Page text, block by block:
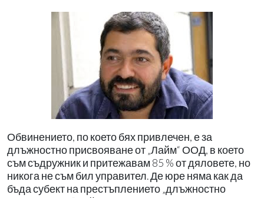
Обвинението, по което бях привлечен, е за
длъжностно присвояване от „Лайм“ ООД, в което
съм съдружник и притежавам 85 % от дяловете, но
никога не съм бил управител. Де юре няма как да
бъда субект на престъплението „длъжностно